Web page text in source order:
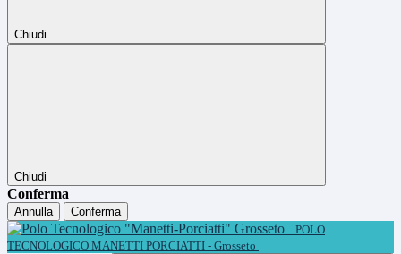
Chiudi
Chiudi
Conferma
Annulla
Conferma
POLO
TECNOLOGICO MANETTI PORCIATTI - Grosseto